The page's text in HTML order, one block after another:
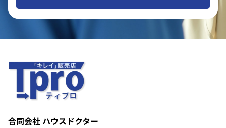
合同会社 ハウスドクター